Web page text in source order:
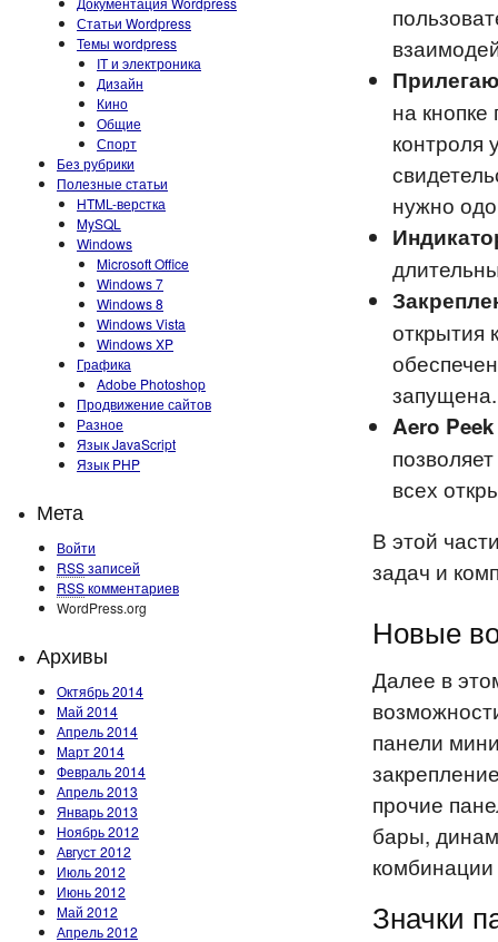
Статьи Wordpress
Темы wordpress
IT и электроника
Дизайн
Кино
Общие
Спорт
Без рубрики
Полезные статьи
HTML-верстка
MySQL
Windows
Microsoft Office
Windows 7
Windows 8
Windows Vista
Windows XP
Графика
Adobe Photoshop
Продвижение сайтов
Разное
Язык JavaScript
Язык PHP
Мета
Войти
RSSзаписей
RSSкомментариев
WordPress.org
Архивы
Октябрь 2014
Май 2014
Апрель 2014
Март 2014
Февраль 2014
Апрель 2013
Январь 2013
Ноябрь 2012
Август 2012
Июль 2012
Июнь 2012
Май 2012
Апрель 2012
на
контроля
нужно
открытия
запущена.
Aero Peek
всех
В этой
задач и
Новые
Далее в
панели
прочие
бары,
Значки